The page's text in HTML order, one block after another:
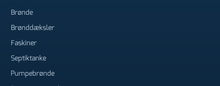
Brønde
Brønddæksler
Faskiner
Septiktanke
Pumpebrønde